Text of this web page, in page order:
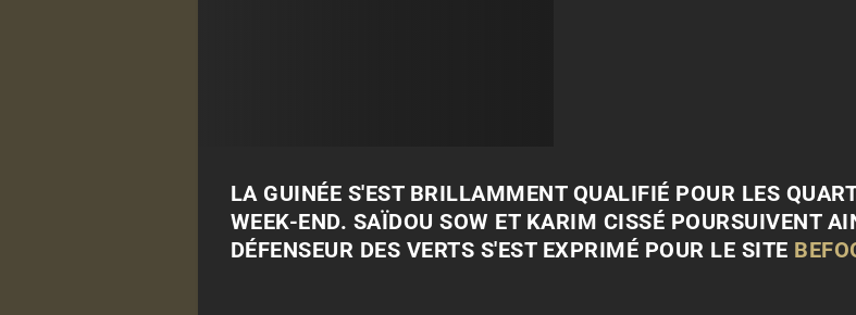
LA GUINÉE S'EST BRILLAMMENT QUALIFIÉ POUR LES
WEEK-END. SAÏDOU SOW ET KARIM CISSÉ POURSUIVENT
DÉFENSEUR DES VERTS S'EST EXPRIMÉ POUR LE SITE